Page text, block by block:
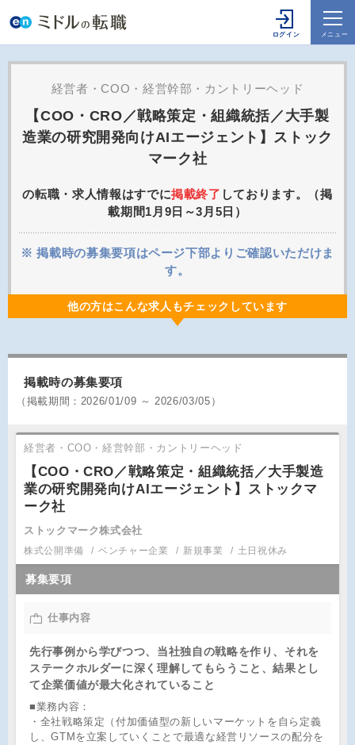
経営者・COO・経営幹部・カントリーヘッド
【COO・CRO／戦略策定・組織統括／大手製
造業の研究開発向けAIエージェント】ストック
マーク社
の転職・求人情報はすでに掲載終了 しております。（掲
載期間1月9日～3月5日）
※ 掲載時の募集要項はページ下部よりご確認いただけま
す。
他の方はこんな求人もチェックしています
掲載時の募集要項
（ 掲載期間： 2026/01/09 ～ 2026/03/05）
経営者・COO・経営幹部・カントリーヘッド
【COO・CRO／戦略策定・組織統括／大手製造
業の研究開発向けAIエージェント】ストックマ
ーク社
ストックマーク株式会社
株式公開準備 ベンチャー企業 新規事業 土日祝休み
募集要項
仕事内容
先行事例から学びつつ、当社独自の戦略を作り、それを
ステークホルダーに深く理解してもらうこと、結果とし
て企業価値が最大化されていること
■業務内容：
・全社戦略策定（付加価値型の新しいマーケットを自ら定義
し、GTMを立案していくことで最適な経営リソースの配分を